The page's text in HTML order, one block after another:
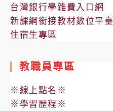
台灣銀行學雜費入口網
新課綱銜接教材數位平臺
住宿生專區
教職員專區
※線上點名※
※學習歷程※